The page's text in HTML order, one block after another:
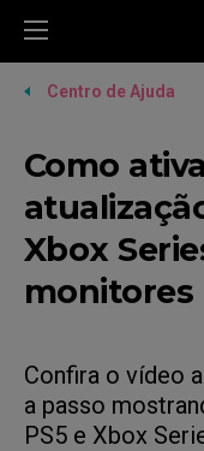
Centro de Ajuda
Como
Xbox
monitores
Confira o vídeo
a passo
PS5 e Xbox